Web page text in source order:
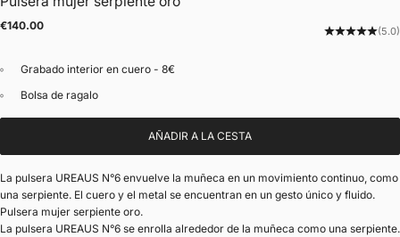
Precio de oferta
€140.00 (5.0)
Grabado interior en cuero - 8€
Bolsa de ragalo
AÑADIR A LA CESTA
La pulsera UREAUS N°6 envuelve la muñeca en un movimiento continuo, como
una serpiente. El cuero y el metal se encuentran en un gesto único y fluido.
Pulsera mujer serpiente oro.
La pulsera UREAUS N°6 se enrolla alrededor de la muñeca como una serpiente.